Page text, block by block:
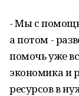
- Мы с
а потом -
помочь уже
экономика и
ресурсов в